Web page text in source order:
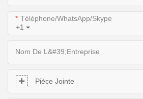
+1
Téléphone/WhatsApp/Skype
Nom De L&#39;entreprise
Pièce Jointe